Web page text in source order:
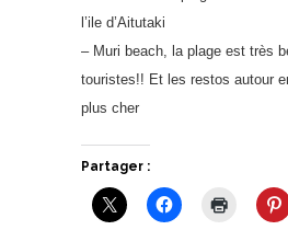
l’ile d’Aitutaki
– Muri beach, la plage est très
touristes!! Et les restos autour
plus cher
Partager :